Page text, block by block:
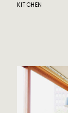
KITCHEN